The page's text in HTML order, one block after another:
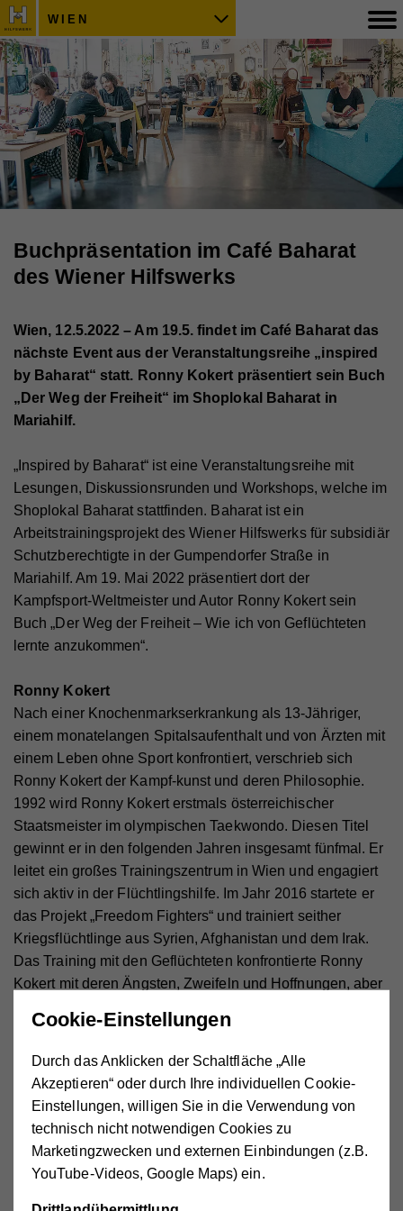
WIEN
Buchpräsentation im Café Baharat
des Wiener Hilfswerks
Wien, 12.5.2022 – Am 19.5. findet im Café Baharat das
nächste Event aus der Veranstaltungsreihe „inspired
by Baharat“ statt. Ronny Kokert präsentiert sein Buch
„Der Weg der Freiheit“ im Shoplokal Baharat in
Mariahilf.
„Inspired by Baharat“ ist eine Veranstaltungsreihe mit
Lesungen, Diskussionsrunden und Workshops, welche im
Shoplokal Baharat stattfinden. Baharat ist ein
Arbeitstrainingsprojekt des Wiener Hilfswerks für subsidiär
Schutzberechtigte in der Gumpendorfer Straße in
Mariahilf. Am 19. Mai 2022 präsentiert dort der
Kampfsport-Weltmeister und Autor Ronny Kokert sein
Buch „Der Weg der Freiheit – Wie ich von Geflüchteten
lernte anzukommen“.
Ronny Kokert
Nach einer Knochenmarkserkrankung als 13-Jähriger,
einem monatelangen Spitalsaufenthalt und von Ärzten mit
einem Leben ohne Sport konfrontiert, verschrieb sich
Ronny Kokert der Kampf-kunst und deren Philosophie.
1992 wird Ronny Kokert erstmals österreichischer
Staatsmeister im olympischen Taekwondo. Diesen Titel
gewinnt er in den folgenden Jahren insgesamt fünfmal. Er
leitet ein großes Trainingszentrum in Wien und engagiert
sich aktiv in der Flüchtlingshilfe. Im Jahr 2016 startete er
das Projekt „Freedom Fighters“ und trainiert seither
Kriegsflüchtlinge aus Syrien, Afghanistan und dem Irak.
Das Training mit den Geflüchteten konfrontierte Ronny
Kokert mit deren Ängsten, Zweifeln und Hoffnungen, aber
Flüchtlingen entstand die Idee zu diesem Buch. Kokert
Mitmenschlichkeit und vom Überwinden der
Vergangenheit.
Buchpräsentation
Ronny Kokert „Der Weg der Freiheit – Wie ich von
Cookie-Einstellungen
Durch das Anklicken der Schaltfläche „Alle
Akzeptieren“ oder durch Ihre individuellen Cookie-
Einstellungen, willigen Sie in die Verwendung von
technisch nicht notwendigen Cookies zu
Marketingzwecken und externen Einbindungen (z.B.
YouTube-Videos, Google Maps) ein.